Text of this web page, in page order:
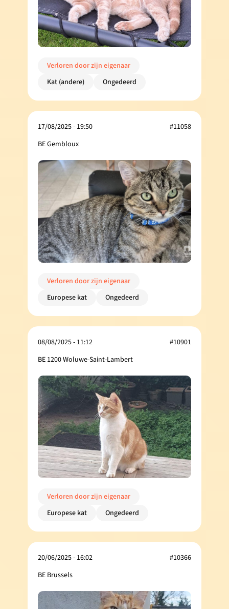
Verloren door zijn eigenaar
Kat (andere)
Ongedeerd
17/08/2025 - 19:50
BE Gembloux
#11058
Verloren door zijn eigenaar
Europese kat
Ongedeerd
08/08/2025 - 11:12
BE 1200 Woluwe-Saint-Lambert
#10901
Verloren door zijn eigenaar
Europese kat
Ongedeerd
20/06/2025 - 16:02
BE Brussels
#10366